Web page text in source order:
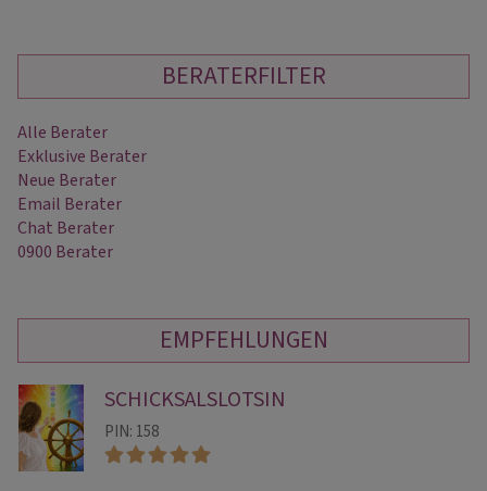
BERATERFILTER
Alle Berater
Exklusive Berater
Neue Berater
Email Berater
Chat Berater
0900 Berater
EMPFEHLUNGEN
SCHICKSALSLOTSIN
PIN: 158